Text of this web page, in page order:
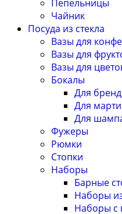
Пепельницы
Чайник
Посуда из стекла
Вазы для
Вазы для
Вазы для
Бокалы
Для
Для
Для
Фужеры
Рюмки
Стопки
Наборы
Барные
Наборы
Наборы с